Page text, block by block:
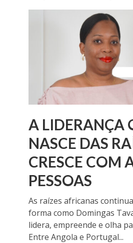
A LIDERANÇA
NASCE DAS
CRESCE COM
PESSOAS
As raízes africanas
forma como Domingas
lidera, empreende e olha
Entre Angola e Portugal...